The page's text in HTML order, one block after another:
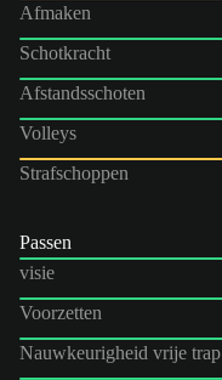
Afmaken
Schotkracht
Afstandsschoten
Volleys
Strafschoppen
Passen
visie
Voorzetten
Nauwkeurigheid vrije trap